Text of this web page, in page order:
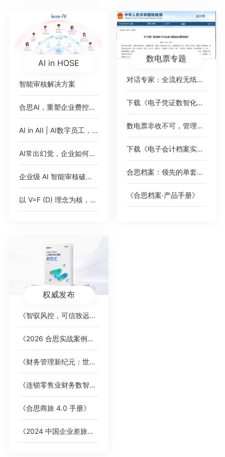
AI in HOSE
智能审核解决方案
合思AI，重塑企业费控范式
AI in AII | AI数字员工，即将加入你的公司
AI常出幻觉，企业如何应对？
企业级 AI 智能审核破解 2000 + 高端女装门店费控痛点，树连锁零售数智化新标杆
以 V=F (D) 理念为核，AI 对话式填单破报销痛点，驱动财务数智化价值跃迁
数电票专题
对话专家：全流程无纸化，破局数电票
下载《电子凭证数智化无需报销绿皮书》
数电票非收不可，管理难题如何绕过？
下载《电子会计档案实践案例集》
合思档案：领先的单套制电子会计档案管理平台
《合思档案·产品手册》
权威发布
《智驭风控，可信致远：AI 重塑财务内控的新范式》白皮书
《2026 合思实战案例集》，覆盖全行业标杆客户
《财务管理新纪元：世界一流企业的智能费控卓越之道》
《连锁零售业财务数智化趋势洞察》白皮书
《合思商旅 4.0 手册》
《2024 中国企业差旅管控分析报告》